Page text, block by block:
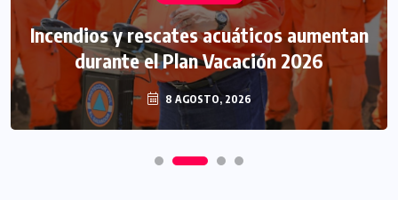
Incendios y rescates acuáticos aumentan
durante el Plan Vacación 2026
8 AGOSTO, 2026